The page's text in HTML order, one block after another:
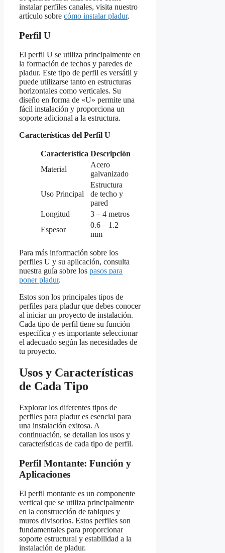
instalar perfiles canales, visita nuestro
artículo sobre cómo instalar pladur.
Perfil U
El perfil U se utiliza principalmente en
la formación de techos y paredes de
pladur. Este tipo de perfil es versátil y
puede utilizarse tanto en estructuras
horizontales como verticales. Su
diseño en forma de «U» permite una
fácil instalación y proporciona un
soporte adicional a la estructura.
Características del Perfil U
Característica Descripción
Material
Acero
galvanizado
Uso Principal
Estructura
de techo y
pared
Longitud
3 – 4 metros
Espesor
0.6 – 1.2
mm
Para más información sobre los
perfiles U y su aplicación, consulta
nuestra guía sobre los pasos para
poner pladur.
Estos son los principales tipos de
perfiles para pladur que debes conocer
al iniciar un proyecto de instalación.
Cada tipo de perfil tiene su función
específica y es importante seleccionar
el adecuado según las necesidades de
tu proyecto.
Usos y Características
de Cada Tipo
Explorar los diferentes tipos de
perfiles para pladur es esencial para
una instalación exitosa. A
continuación, se detallan los usos y
características de cada tipo de perfil.
Perfil Montante: Función y
Aplicaciones
El perfil montante es un componente
vertical que se utiliza principalmente
en la construcción de tabiques y
muros divisorios. Estos perfiles son
fundamentales para proporcionar
soporte estructural y estabilidad a la
instalación de pladur.